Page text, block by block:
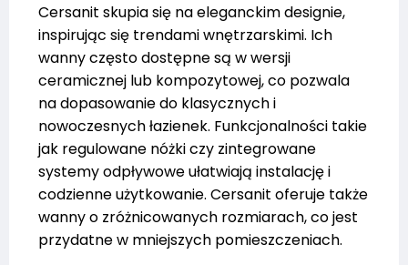
Cersanit skupia się na eleganckim designie,
inspirując się trendami wnętrzarskimi. Ich
wanny często dostępne są w wersji
ceramicznej lub kompozytowej, co pozwala
na dopasowanie do klasycznych i
nowoczesnych łazienek. Funkcjonalności takie
jak regulowane nóżki czy zintegrowane
systemy odpływowe ułatwiają instalację i
codzienne użytkowanie. Cersanit oferuje także
wanny o zróżnicowanych rozmiarach, co jest
przydatne w mniejszych pomieszczeniach.